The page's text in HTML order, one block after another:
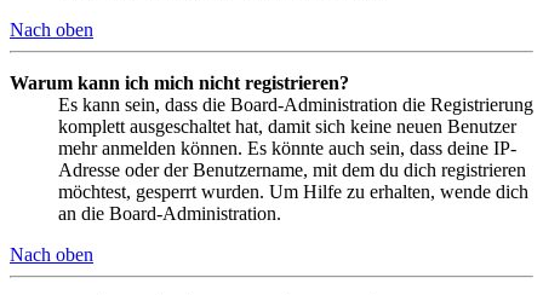
Nach oben
Warum kann ich mich nicht registrieren?
Es kann sein, dass die Board-Administration die Registrierung
komplett ausgeschaltet hat, damit sich keine neuen Benutzer
mehr anmelden können. Es könnte auch sein, dass deine IP-
Adresse oder der Benutzername, mit dem du dich registrieren
möchtest, gesperrt wurden. Um Hilfe zu erhalten, wende dich
an die Board-Administration.
Nach oben